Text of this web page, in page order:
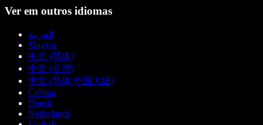
Ver em outros idiomas
العربية
Magyar
中文 (简体)
中文 (台灣)
中文 (简体 中国大陆)
Čeština
Dansk
Nederlands